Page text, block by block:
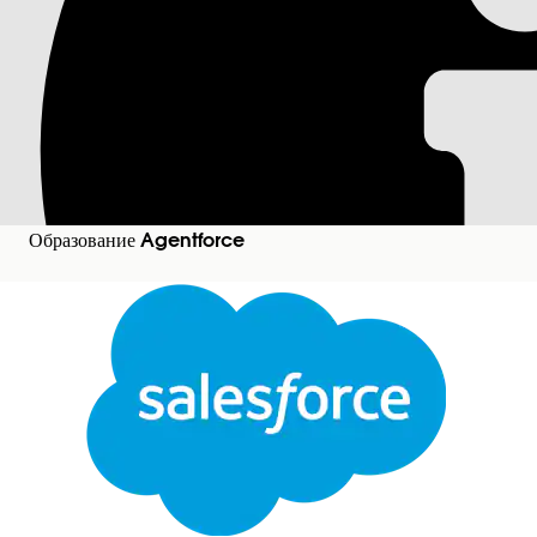
Образование Agentforce
Агенты образования
Узнайте об агентах Agentforce, доступных в
Доступно в версиях: Lightning Experience
Доступно в версиях:
Агент курсовых операций
Используйте темы операций курса в Agentforce
в канал и создания холста плана.
меньше внимания административным задачам.
Агент поиска курса
Помогите студентам и консультантам легко
Темы консультирования студентов в Agentforce
Если в Agentforce включены темы